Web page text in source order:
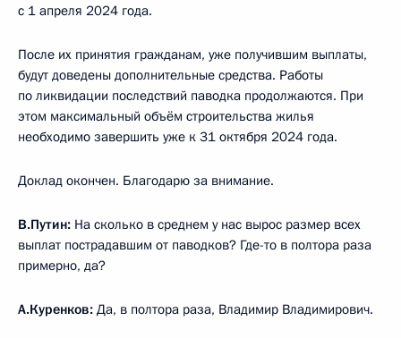
с 1 апреля 2024 года.
После их принятия гражданам, уже получившим выплаты,
будут доведены дополнительные средства. Работы
по ликвидации последствий паводка продолжаются. При
этом максимальный объём строительства жилья
необходимо завершить уже к 31 октября 2024 года.
Доклад окончен. Благодарю за внимание.
В.Путин: На сколько в среднем у нас вырос размер всех
выплат пострадавшим от паводков? Где-то в полтора раза
примерно, да?
А.Куренков: Да, в полтора раза, Владимир Владимирович.